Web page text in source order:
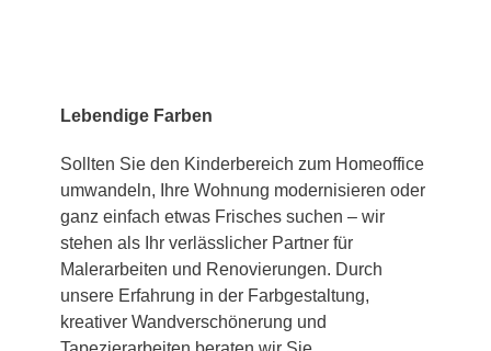
Lebendige Farben
Sollten Sie den Kinderbereich zum Homeoffice
umwandeln, Ihre Wohnung modernisieren oder
ganz einfach etwas Frisches suchen – wir
stehen als Ihr verlässlicher Partner für
Malerarbeiten und Renovierungen. Durch
unsere Erfahrung in der Farbgestaltung,
kreativer Wandverschönerung und